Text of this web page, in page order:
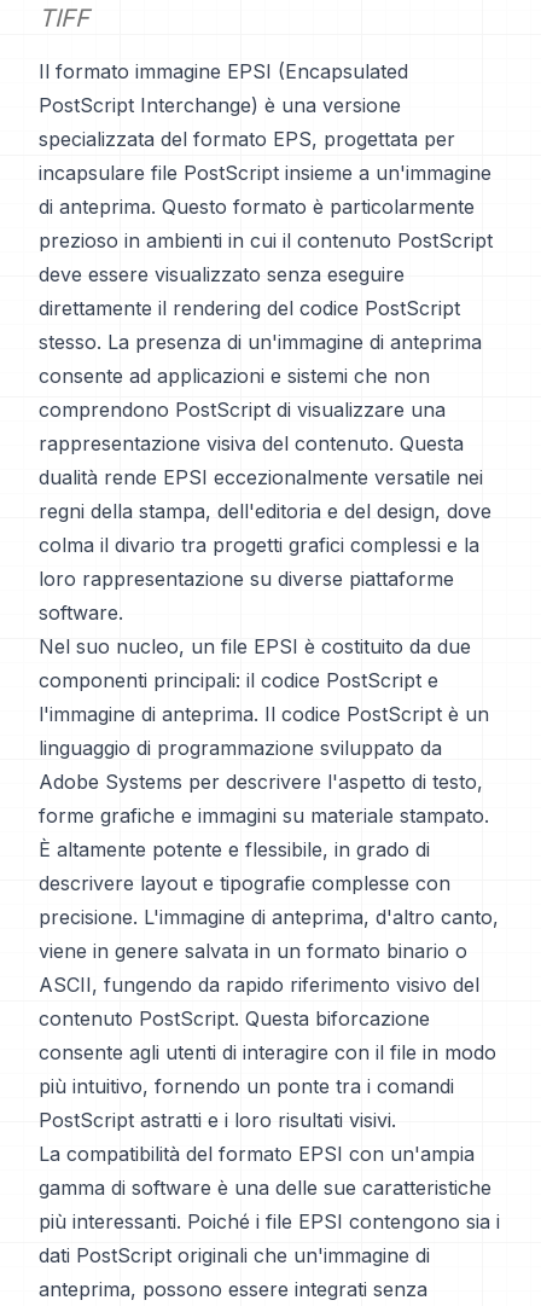
TIFF
Il formato immagine EPSI (Encapsulated
PostScript Interchange) è una versione
specializzata del formato EPS, progettata per
incapsulare file PostScript insieme a un'immagine
di anteprima. Questo formato è particolarmente
prezioso in ambienti in cui il contenuto PostScript
deve essere visualizzato senza eseguire
direttamente il rendering del codice PostScript
stesso. La presenza di un'immagine di anteprima
consente ad applicazioni e sistemi che non
comprendono PostScript di visualizzare una
rappresentazione visiva del contenuto. Questa
dualità rende EPSI eccezionalmente versatile nei
regni della stampa, dell'editoria e del design, dove
colma il divario tra progetti grafici complessi e la
loro rappresentazione su diverse piattaforme
software.
Nel suo nucleo, un file EPSI è costituito da due
componenti principali: il codice PostScript e
l'immagine di anteprima. Il codice PostScript è un
linguaggio di programmazione sviluppato da
Adobe Systems per descrivere l'aspetto di testo,
forme grafiche e immagini su materiale stampato.
È altamente potente e flessibile, in grado di
descrivere layout e tipografie complesse con
precisione. L'immagine di anteprima, d'altro canto,
viene in genere salvata in un formato binario o
ASCII, fungendo da rapido riferimento visivo del
contenuto PostScript. Questa biforcazione
consente agli utenti di interagire con il file in modo
più intuitivo, fornendo un ponte tra i comandi
PostScript astratti e i loro risultati visivi.
La compatibilità del formato EPSI con un'ampia
gamma di software è una delle sue caratteristiche
più interessanti. Poiché i file EPSI contengono sia i
dati PostScript originali che un'immagine di
anteprima, possono essere integrati senza